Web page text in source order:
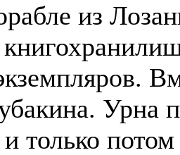
из
Урна
только